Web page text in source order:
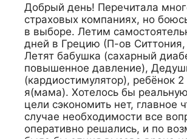
Добрый день! Перечитала
страховых компаниях, но
в выборе. Летим
дней в Грецию (П-ов Ситтония,
Летят бабушка (сахарный
повышенное давление),
(кардиостимулятор), ребёнок 2
я(мама). Хотелось бы
цели сэкономить нет, главное
случае необходимости все
оперативно решались, и по